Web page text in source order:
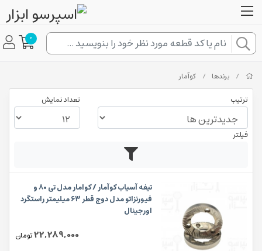
0
/ برندها / کوآمار
ترتیب تعداد نمایش
فیلتر
تیغه آسیاب کوآمار / کوامار مدل تی ۸۰ و
فیورنزاتو مدل دوج قطر ۶۳ میلیمتر راستگرد
اورجینال
22,289,000تومان